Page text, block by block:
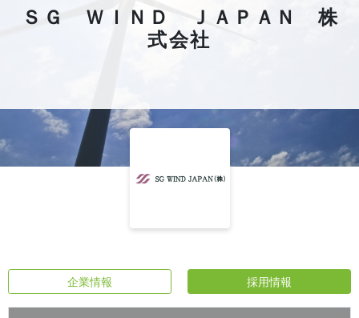
ＳＧ ＷＩＮＤ ＪＡＰＡＮ 株
式会社
企業情報 採用情報